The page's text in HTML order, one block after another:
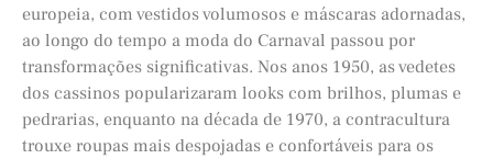
europeia, com vestidos volumosos e máscaras adornadas,
ao longo do tempo a moda do Carnaval passou por
transformações significativas. Nos anos 1950, as vedetes
dos cassinos popularizaram looks com brilhos, plumas e
pedrarias, enquanto na década de 1970, a contracultura
trouxe roupas mais despojadas e confortáveis para os